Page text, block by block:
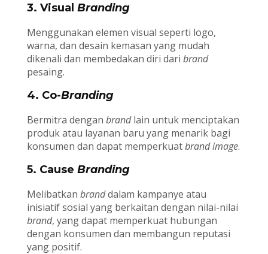
3. Visual Branding
Menggunakan elemen visual seperti logo,
warna, dan desain kemasan yang mudah
dikenali dan membedakan diri dari brand
pesaing.
4. Co-Branding
Bermitra dengan brandlain untuk menciptakan
produk atau layanan baru yang menarik bagi
konsumen dan dapat memperkuatbrand image.
5. Cause Branding
Melibatkan branddalam kampanye atau
inisiatif sosial yang berkaitan dengan nilai-nilai
brand, yang dapat memperkuat hubungan
dengan konsumen dan membangun reputasi
yang positif.